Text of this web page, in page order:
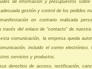
de información y presupuestos
gestión y control de los pedidos
en contrario realizada
través del enlace de “contacto” de
comunicación, la empresa queda
incluido el correo electrónico,
servicios y productos.
derechos de acceso, rectificación,